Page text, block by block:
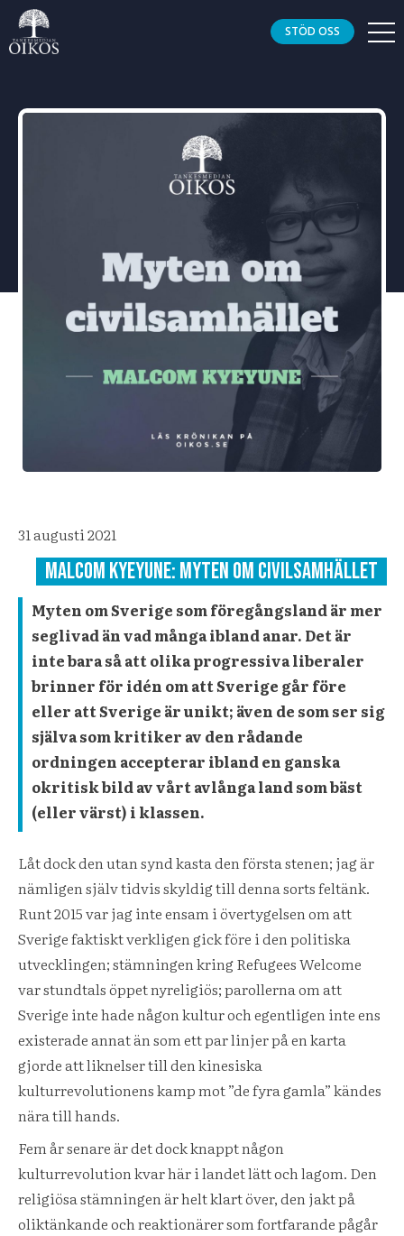
STÖD OSS
31 augusti 2021
Malcom kyeyune: myten om civilsamhället
Myten om Sverige som föregångsland är mer
seglivad än vad många ibland anar. Det är
inte bara så att olika progressiva liberaler
brinner för idén om att Sverige går före
eller att Sverige är unikt; även de som ser sig
själva som kritiker av den rådande
ordningen accepterar ibland en ganska
okritisk bild av vårt avlånga land som bäst
(eller värst) i klassen.
Låt dock den utan synd kasta den första stenen; jag är
nämligen själv tidvis skyldig till denna sorts feltänk.
Runt 2015 var jag inte ensam i övertygelsen om att
Sverige faktiskt verkligen gick före i den politiska
utvecklingen; stämningen kring Refugees Welcome
var stundtals öppet nyreligiös; parollerna om att
Sverige inte hade någon kultur och egentligen inte ens
existerade annat än som ett par linjer på en karta
gjorde att liknelser till den kinesiska
kulturrevolutionens kamp mot ”de fyra gamla” kändes
nära till hands.
Fem år senare är det dock knappt någon
kulturrevolution kvar här i landet lätt och lagom. Den
religiösa stämningen är helt klart över, den jakt på
oliktänkande och reaktionärer som fortfarande pågår